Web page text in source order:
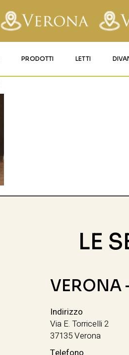
PRODOTTI
GARANZIA E UTILIZZO
LETTI
LE
VERONA
Indirizzo
Via E. Torricelli 2
37135 Verona